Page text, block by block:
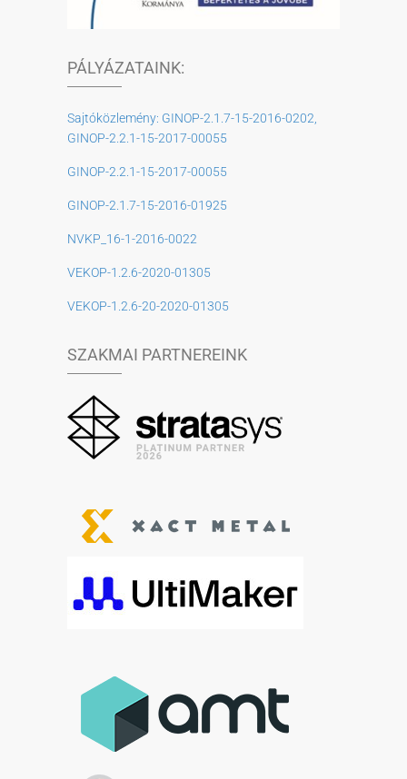
PÁLYÁZATAINK:
Sajtóközlemény: GINOP-2.1.7-15-2016-0202,
GINOP-2.2.1-15-2017-00055
GINOP-2.2.1-15-2017-00055
GINOP-2.1.7-15-2016-01925
NVKP_16-1-2016-0022
VEKOP-1.2.6-2020-01305
VEKOP-1.2.6-20-2020-01305
SZAKMAI PARTNEREINK